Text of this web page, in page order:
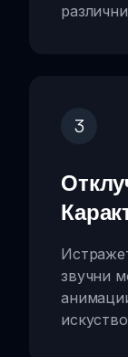
3
звучни